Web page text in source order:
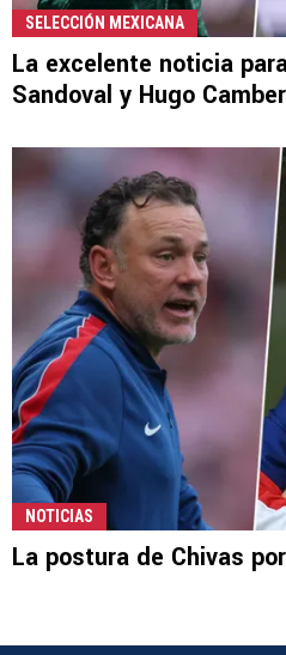
SELECCIÓN MEXICANA
La excelente noticia
Sandoval y Hugo
NOTICIAS
La postura de Chivas